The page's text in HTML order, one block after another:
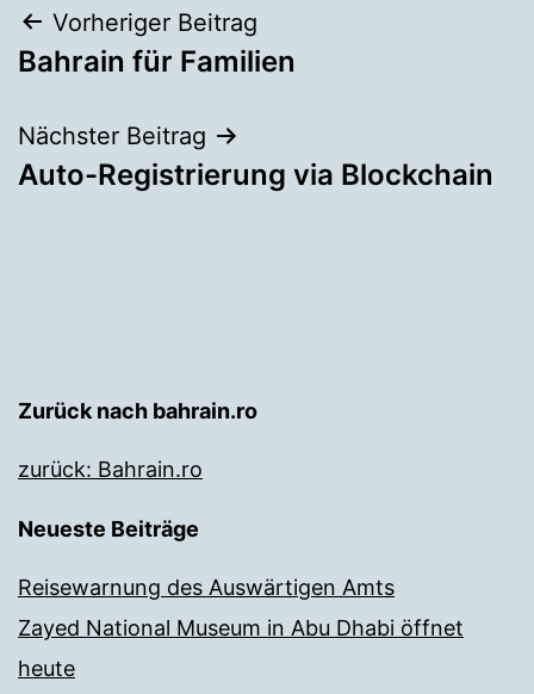
Beitragsnavigation
Vorheriger Beitrag
Bahrain für Familien
Nächster Beitrag
Auto-Registrierung via Blockchain
Zurück nach bahrain.ro
zurück: Bahrain.ro
Neueste Beiträge
Reisewarnung des Auswärtigen Amts
Zayed National Museum in Abu Dhabi öffnet
heute